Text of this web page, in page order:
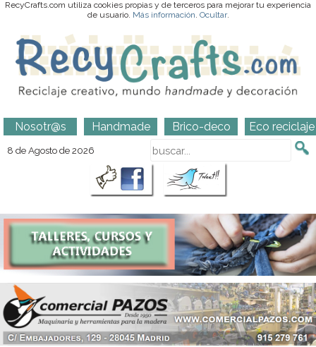
RecyCrafts.com utiliza cookies propias y de terceros para mejorar tu experiencia
de usuario. Más información. Ocultar.
Nosotr@s Handmade Brico-deco Eco reciclaje
8 de Agosto de 2026